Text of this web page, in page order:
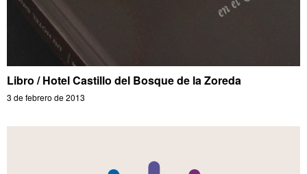
Libro / Hotel Castillo del Bosque de la Zoreda
3 de febrero de 2013